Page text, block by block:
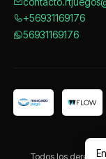
+56931169176
56931169176
Todos los